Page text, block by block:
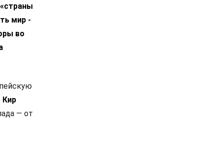
мир -
во
Кир
— от